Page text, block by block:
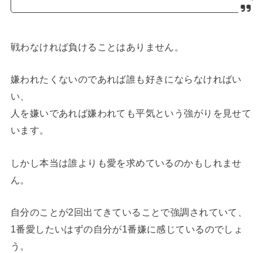
戦わなければ負けることはありません。
嫌われたくないのであれば誰も好きにならなければい
い、
人を嫌いであれば嫌われても平気という強がりを見せて
います。
しかし本当は誰よりも愛を求めているのかもしれませ
ん。
自分のことが2回出てきていることで強調されていて、
1番愛したいはずの自分が1番嫌に感じているのでしょ
う。